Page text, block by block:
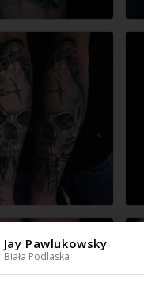
Jay Pawlukowsky
Biała Podlaska